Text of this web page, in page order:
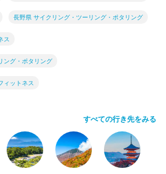
長野県 サイクリング・ツーリング・ポタリング
ス
ング・ポタリング
ィットネス
すべての行き先をみる